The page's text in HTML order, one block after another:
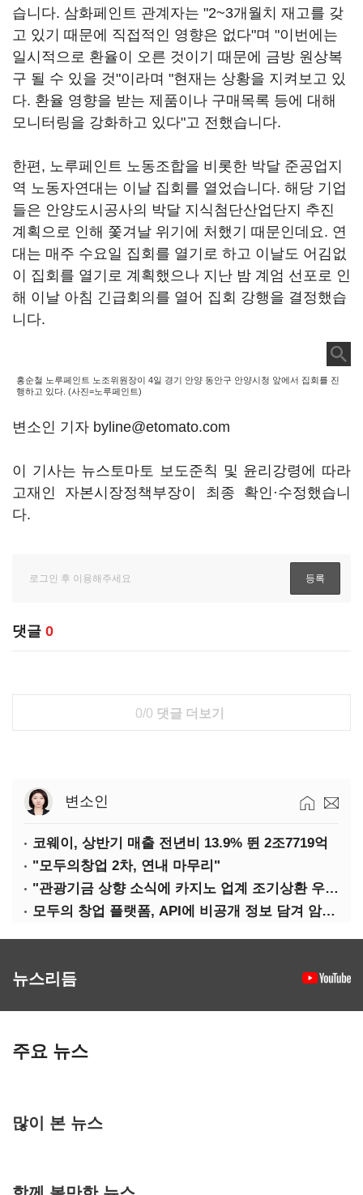
습니다. 삼화페인트 관계자는 "2~3개월치 재고를 갖
고 있기 때문에 직접적인 영향은 없다"며 "이번에는
일시적으로 환율이 오른 것이기 때문에 금방 원상복
구 될 수 있을 것"이라며 "현재는 상황을 지켜보고 있
다. 환율 영향을 받는 제품이나 구매목록 등에 대해
모니터링을 강화하고 있다"고 전했습니다.
한편, 노루페인트 노동조합을 비롯한 박달 준공업지
역 노동자연대는 이날 집회를 열었습니다. 해당 기업
들은 안양도시공사의 박달 지식첨단산업단지 추진
계획으로 인해 쫓겨날 위기에 처했기 때문인데요. 연
대는 매주 수요일 집회를 열기로 하고 이날도 어김없
이 집회를 열기로 계획했으나 지난 밤 계엄 선포로 인
해 이날 아침 긴급회의를 열어 집회 강행을 결정했습
니다.
홍순철 노루페인트 노조위원장이 4일 경기 안양 동안구 안양시청 앞에서 집회를 진
행하고 있다. (사진=노루페인트)
변소인 기자 byline@etomato.com
이 기사는 뉴스토마토 보도준칙 및 윤리강령에 따라
고재인 자본시장정책부장이 최종 확인·수정했습니
다.
댓글 0
0/0 댓글 더보기
변소인
코웨이, 상반기 매출 전년비 13.9% 뛴 2조7719억
"모두의창업 2차, 연내 마무리"
"관광기금 상향 소식에 카지노 업계 조기상환 우려"
모두의 창업 플랫폼, API에 비공개 정보 담겨 암호키까지 새나갔다
뉴스리듬
주요 뉴스
많이 본 뉴스